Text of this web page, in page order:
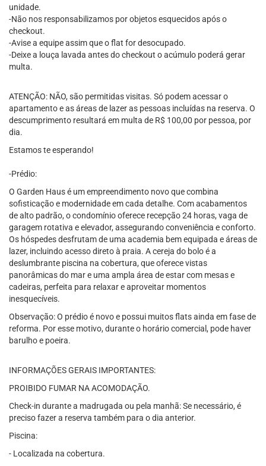
unidade.
-Não nos responsabilizamos por objetos esquecidos após o
checkout.
-Avise a equipe assim que o flat for desocupado.
-Deixe a louça lavada antes do checkout o acúmulo poderá gerar
multa.
ATENÇÃO: NÃO, são permitidas visitas. Só podem acessar o
apartamento e as áreas de lazer as pessoas incluídas na reserva. O
descumprimento resultará em multa de R$ 100,00 por pessoa, por
dia.
Estamos te esperando!
-Prédio:
O Garden Haus é um empreendimento novo que combina
sofisticação e modernidade em cada detalhe. Com acabamentos
de alto padrão, o condomínio oferece recepção 24 horas, vaga de
garagem rotativa e elevador, assegurando conveniência e conforto.
Os hóspedes desfrutam de uma academia bem equipada e áreas de
lazer, incluindo acesso direto à praia. A cereja do bolo é a
deslumbrante piscina na cobertura, que oferece vistas
panorâmicas do mar e uma ampla área de estar com mesas e
cadeiras, perfeita para relaxar e aproveitar momentos
inesquecíveis.
Observação: O prédio é novo e possui muitos flats ainda em fase de
reforma. Por esse motivo, durante o horário comercial, pode haver
barulho e poeira.
INFORMAÇÕES GERAIS IMPORTANTES:
PROIBIDO FUMAR NA ACOMODAÇÃO.
Check-in durante a madrugada ou pela manhã: Se necessário, é
preciso fazer a reserva também para o dia anterior.
Piscina:
- Localizada na cobertura.